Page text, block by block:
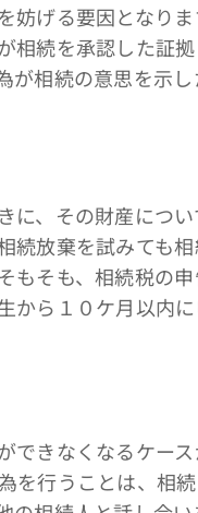
げる要因となり
続を承認した証
が相続の意思を示
、その財産につ
続放棄を試みても
もそも、相続税の
から１０ケ月以内
きなくなるケー
を行うことは、相